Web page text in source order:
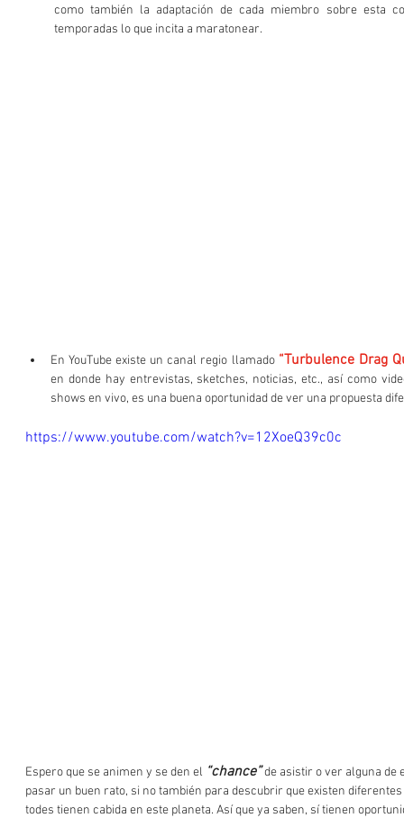
como también la adaptación de cada miembro sobre esta
temporadas lo que incita a maratonear.
En YouTube existe un canal regio llamado “Turbulence Drag
en donde hay entrevistas, sketches, noticias, etc., así como
shows en vivo, es una buena oportunidad de ver una propuesta
https://www.youtube.com/watch?v=12XoeQ39c0c
Espero que se animen y se den el “chance” de asistir o ver alguna de
pasar un buen rato, si no también para descubrir que existen
todes tienen cabida en este planeta. Así que ya saben, sí tienen